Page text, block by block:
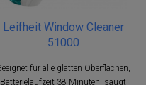
Leifheit Window Cleaner
51000
für alle glatten Oberflächen,
Batterielaufzeit 38 Minuten, saugt